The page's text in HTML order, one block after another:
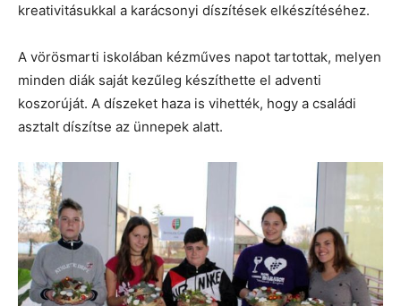
kreativitásukkal a karácsonyi díszítések elkészítéséhez.
A vörösmarti iskolában kézműves napot tartottak, melyen
minden diák saját kezűleg készíthette el adventi
koszorúját. A díszeket haza is vihették, hogy a családi
asztalt díszítse az ünnepek alatt.